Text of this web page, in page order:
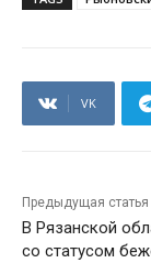
VK
Предыдущая статья
В Рязанской
со статусом